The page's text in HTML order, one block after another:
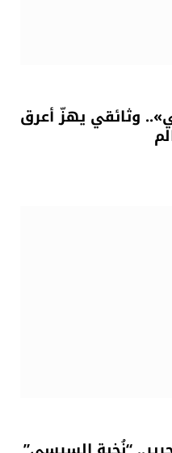
وثائقي يهزّ أعرق